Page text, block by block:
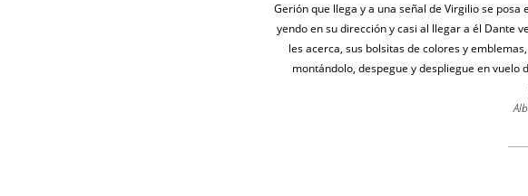
Gerión que llega y a una señal de Virgilio se
yendo en su dirección y casi al llegar a él Dante
les acerca, sus bolsitas de colores y
montándolo, despegue y despliegue en vuelo